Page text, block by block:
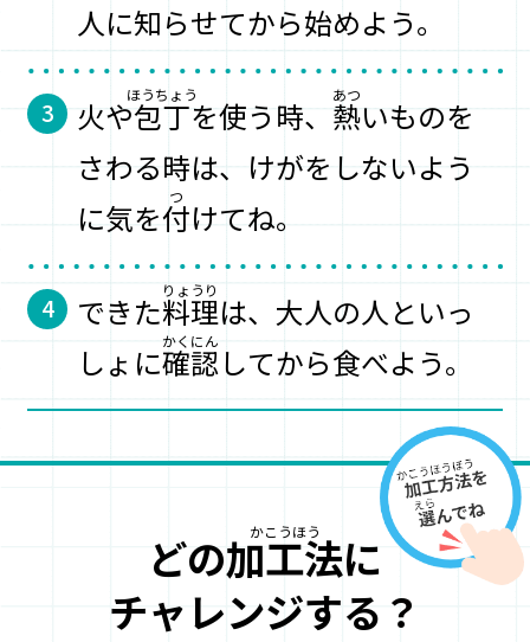
人に知らせてから始めよう。
3 火や包丁を使う時、熱いものを
さわる時は、けがをしないよう
に気を付けてね。
4 できた料理は、大人の人といっ
しょに確認してから食べよう。
どの加工法に
チャレンジする？